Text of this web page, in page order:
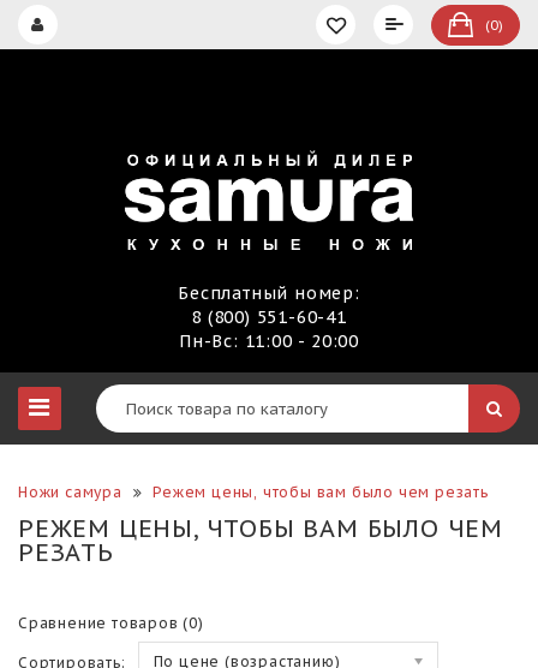
(0)
Бесплатный номер:
8 (800) 551-60-41
Пн-Вс: 11:00 - 20:00
Ножи самура Режем цены, чтобы вам было чем резать
РЕЖЕМ ЦЕНЫ, ЧТОБЫ ВАМ БЫЛО ЧЕМ
РЕЗАТЬ
Сравнение товаров (0)
Сортировать: По цене (возрастанию)